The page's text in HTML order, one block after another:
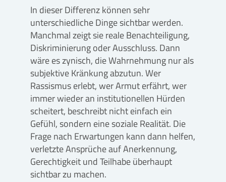
In dieser Differenz können sehr
unterschiedliche Dinge sichtbar werden.
Manchmal zeigt sie reale Benachteiligung,
Diskriminierung oder Ausschluss. Dann
wäre es zynisch, die Wahrnehmung nur als
subjektive Kränkung abzutun. Wer
Rassismus erlebt, wer Armut erfährt, wer
immer wieder an institutionellen Hürden
scheitert, beschreibt nicht einfach ein
Gefühl, sondern eine soziale Realität. Die
Frage nach Erwartungen kann dann helfen,
verletzte Ansprüche auf Anerkennung,
Gerechtigkeit und Teilhabe überhaupt
sichtbar zu machen.